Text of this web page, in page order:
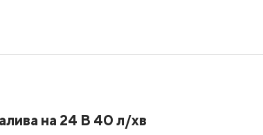
на 24 В 40 л/хв